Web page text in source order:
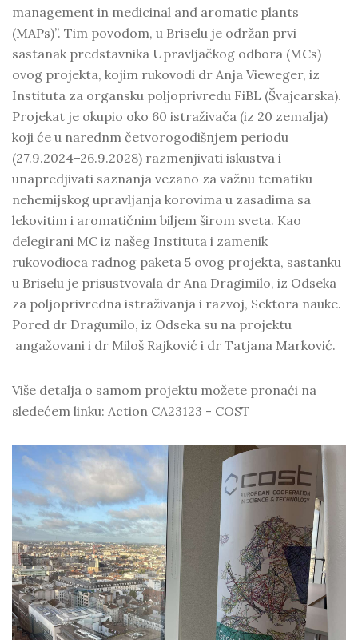
management in medicinal and aromatic plants
(MAPs)”. Tim povodom, u Briselu je održan prvi
sastanak predstavnika Upravljačkog odbora (MCs)
ovog projekta, kojim rukovodi dr Anja Vieweger, iz
Instituta za organsku poljoprivredu FiBL (Švajcarska).
Projekat je okupio oko 60 istraživača (iz 20 zemalja)
koji će u narednm četvorogodišnjem periodu
(27.9.2024–26.9.2028) razmenjivati iskustva i
unapredjivati saznanja vezano za važnu tematiku
nehemijskog upravljanja korovima u zasadima sa
lekovitim i aromatičnim biljem širom sveta. Kao
delegirani MC iz našeg Instituta i zamenik
rukovodioca radnog paketa 5 ovog projekta, sastanku
u Briselu je prisustvovala dr Ana Dragimilo, iz Odseka
za poljoprivredna istraživanja i razvoj, Sektora nauke.
Pored dr Dragumilo, iz Odseka su na projektu
angažovani i dr Miloš Rajković i dr Tatjana Marković.
Više detalja o samom projektu možete pronaći na
sledećem linku: Action CA23123 - COST